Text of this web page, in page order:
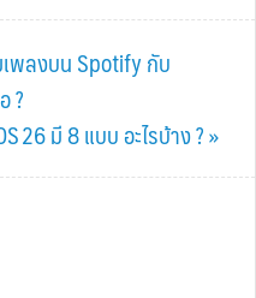
พลงบน Spotify กับ
?
26 มี 8 แบบ อะไรบ้าง ? »